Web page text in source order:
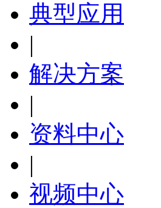
典型应用
|
解决方案
|
资料中心
|
视频中心